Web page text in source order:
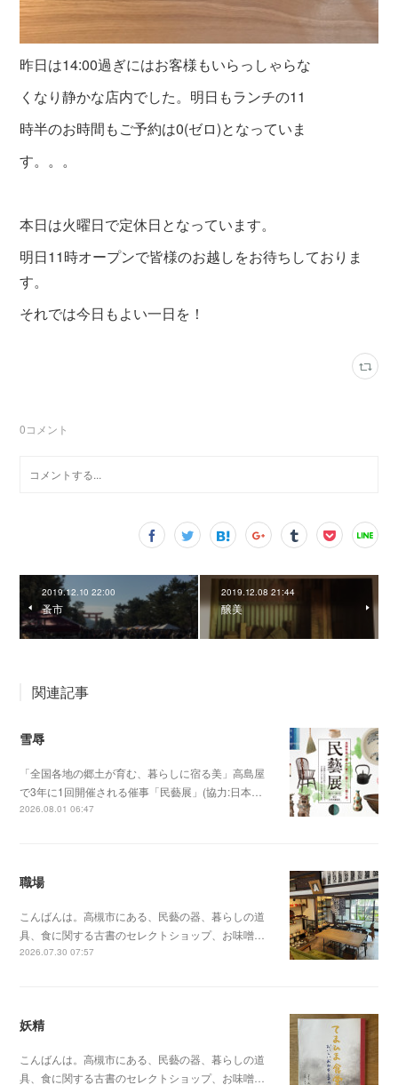
昨日は14:00過ぎにはお客様もいらっしゃらな
くなり静かな店内でした。明日もランチの11
時半のお時間もご予約は0(ゼロ)となっていま
す。。。
本日は火曜日で定休日となっています。
明日11時オープンで皆様のお越しをお待ちしておりま
す。
それでは今日もよい一日を！
0コメント
2019.12.10 22:00
蚤市
2019.12.08 21:44
醸美
関連記事
雪辱
「全国各地の郷土が育む、暮らしに宿る美」高島屋
で3年に1回開催される催事「民藝展」(協力:日本…
2026.08.01 06:47
職場
こんばんは。高槻市にある、民藝の器、暮らしの道
具、食に関する古書のセレクトショップ、お味噌…
2026.07.30 07:57
妖精
こんばんは。高槻市にある、民藝の器、暮らしの道
具、食に関する古書のセレクトショップ、お味噌…